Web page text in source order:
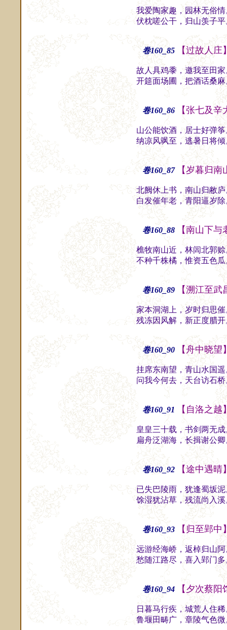
我爱陶家趣，园林无俗
伏枕嗟公干，归山羡子
卷160_85 【过故人庄
故人具鸡黍，邀我至田
开筵面场圃，把酒话桑
卷160_86 【张七及
山公能饮酒，居士好弹
纳凉风飒至，逃暑日将
卷160_87 【岁暮归
北阙休上书，南山归敝
白发催年老，青阳逼岁
卷160_88 【南山下
樵牧南山近，林闾北郭
不种千株橘，惟资五色
卷160_89 【溯江至武
家本洞湖上，岁时归思
残冻因风解，新正度腊
卷160_90 【舟中晓望
挂席东南望，青山水国
问我今何去，天台访石
卷160_91 【自洛之越
皇皇三十载，书剑两无
扁舟泛湖海，长揖谢公
卷160_92 【途中遇晴
已失巴陵雨，犹逢蜀坂
馀湿犹沾草，残流尚入
卷160_93 【归至郢中
远游经海峤，返棹归山
愁随江路尽，喜入郢门
卷160_94 【夕次蔡阳
日暮马行疾，城荒人住
鲁堰田畴广，章陵气色